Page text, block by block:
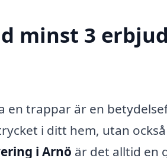
minst 3
en trappar är en
i ditt hem, utan
i Arnö är det alltid en